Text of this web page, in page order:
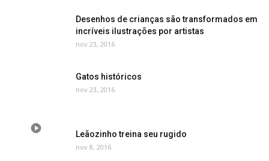
Desenhos de crianças são transformados em
incríveis ilustrações por artistas
nov 23, 2016
Gatos históricos
nov 23, 2016
Leãozinho treina seu rugido
nov 8, 2016